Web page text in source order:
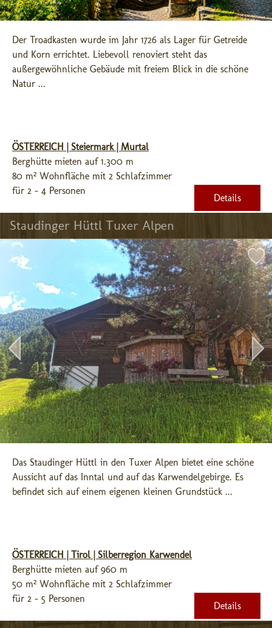
Der Troadkasten wurde im Jahr 1726 als Lager für Getreide
und Korn errichtet. Liebevoll renoviert steht das
außergewöhnliche Gebäude mit freiem Blick in die schöne
Natur ...
ÖSTERREICH | Steiermark | Murtal
Berghütte mieten auf 1.300 m
80 m² Wohnfläche mit 2 Schlafzimmer
für 2 - 4 Personen
Details
Staudinger Hüttl Tuxer Alpen
Das Staudinger Hüttl in den Tuxer Alpen bietet eine schöne
Aussicht auf das Inntal und auf das Karwendelgebirge. Es
befindet sich auf einem eigenen kleinen Grundstück ...
ÖSTERREICH | Tirol | Silberregion Karwendel
Berghütte mieten auf 960 m
50 m² Wohnfläche mit 2 Schlafzimmer
für 2 - 5 Personen
Details